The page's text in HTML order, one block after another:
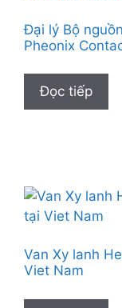
Đại lý Bộ nguồn
Pheonix
Đọc tiếp
Van Xy lanh
Viet Nam